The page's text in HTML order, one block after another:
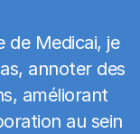
de Medicai, je
annoter des
améliorant
au sein